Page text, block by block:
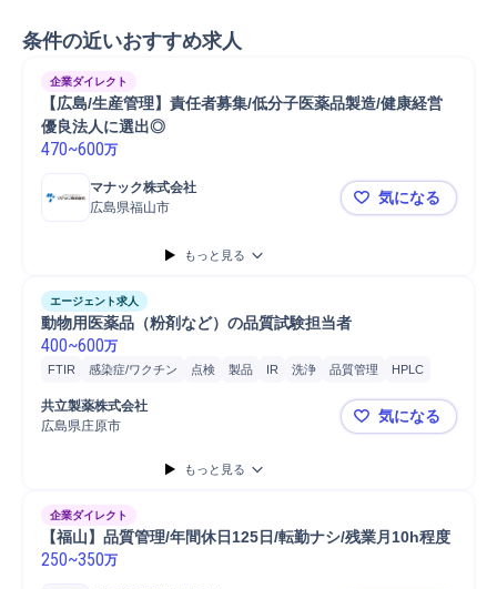
条件の近いおすすめ求人
企業ダイレクト
【広島/生産管理】責任者募集/低分子医薬品製造/健康経営
優良法人に選出◎
470~600万
マナック株式会社
広島県福山市
【広島/生
気になる
もっと見る
エージェント求人
動物用医薬品（粉剤など）の品質試験担当者
400~600万
FTIR 感染症/ワクチン 点検 製品 IR 洗浄 品質管理
HPLC
書類作成
分光光度計
共立製薬株式会社
広島県庄原市
動物用医薬
気になる
もっと見る
企業ダイレクト
【福山】品質管理/年間休日125日/転勤ナシ/残業月10h程度
250~350万